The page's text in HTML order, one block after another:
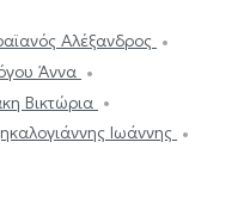
Αλέξανδρος
Άννα
Βικτώρια
Ιωάννης